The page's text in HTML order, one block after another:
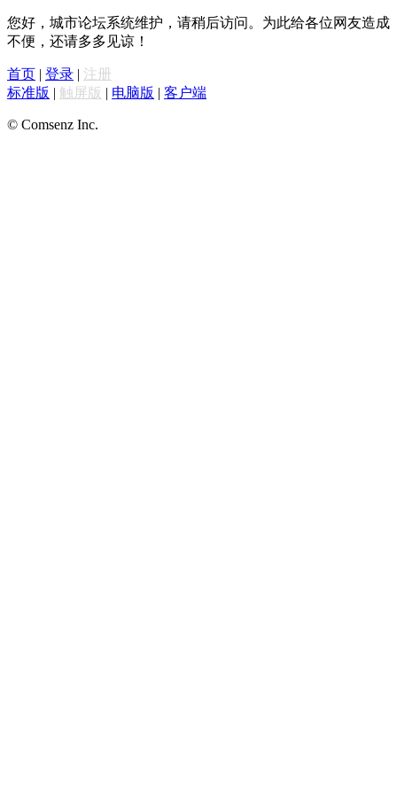
您好，城市论坛系统维护，请稍后访问。为此给各位网友造成
不便，还请多多见谅！
首页 | 登录 | 注册
标准版 | 触屏版 | 电脑版 | 客户端
© Comsenz Inc.